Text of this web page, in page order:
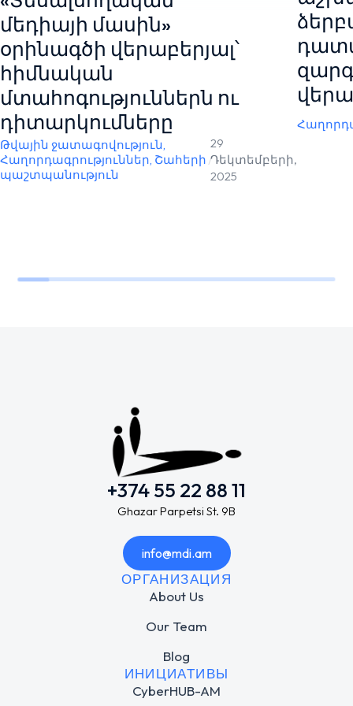
մեդիայի մասին»
օրինագծի վերաբերյալ՝
հիմնական
մտահոգություններն ու
դիտարկումները
Թվային ջատագովություն,
Հաղորդագրություններ, Շահերի
պաշտպանություն
/
29
Դեկտեմբերի,
2025
+374 55 22 88 11
Ghazar Parpetsi St. 9B
info@mdi.am
ОРГАНИЗАЦИЯ
About Us
Our Team
Blog
ИНИЦИАТИВЫ
CyberHUB-AM